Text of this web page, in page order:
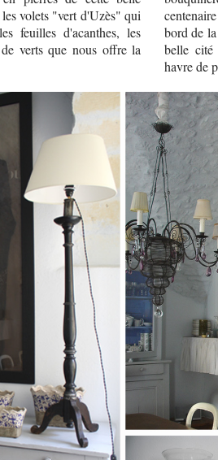
volets "vert d'Uzès" qui
feuilles d'acanthes, les
verts que nous offre la
bord de
belle
havre de